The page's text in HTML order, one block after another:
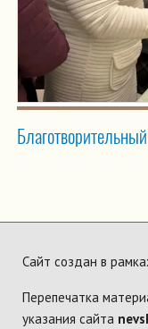
Сайт создан в
Перепечатка
указания сайта